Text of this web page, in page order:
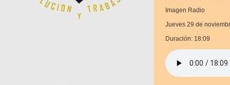
Imagen Radio
Jueves 29 de
Duración: 18:09